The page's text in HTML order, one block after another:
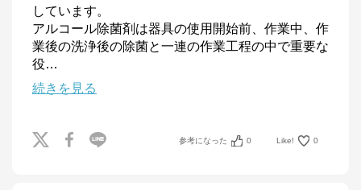
しています。
アルコール除菌剤は器具の使用開始前、作業中、作
業後の洗浄後の除菌と一連の作業工程の中で重要な
役…
続きを見る
参考になった 0 Like! 0